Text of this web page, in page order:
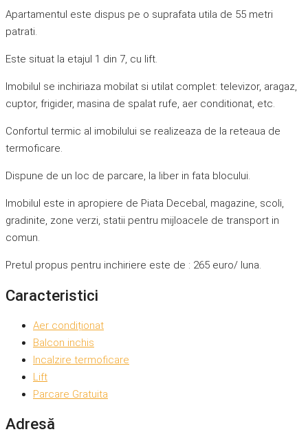
Apartamentul este dispus pe o suprafata utila de 55 metri
patrati.
Este situat la etajul 1 din 7, cu lift.
Imobilul se inchiriaza mobilat si utilat complet: televizor, aragaz,
cuptor, frigider, masina de spalat rufe, aer conditionat, etc.
Confortul termic al imobilului se realizeaza de la reteaua de
termoficare.
Dispune de un loc de parcare, la liber in fata blocului.
Imobilul este in apropiere de Piata Decebal, magazine, scoli,
gradinite, zone verzi, statii pentru mijloacele de transport in
comun.
Pretul propus pentru inchiriere este de : 265 euro/ luna.
Caracteristici
Aer condiționat
Balcon inchis
Incalzire termoficare
Lift
Parcare Gratuita
Adresă